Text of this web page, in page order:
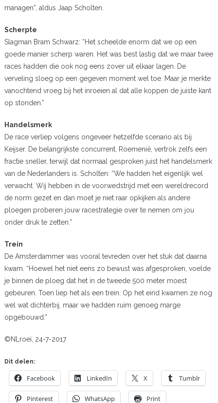
managen”, aldus Jaap Scholten.
Scherpte
Slagman Bram Schwarz: “Het scheelde enorm dat we op een
goede manier scherp waren. Het was best lastig dat we maar twee
races hadden die ook nog eens zover uit elkaar lagen. De
verveling sloeg op een gegeven moment wel toe. Maar je merkte
vanochtend vroeg bij het inroeien al dat alle koppen de juiste kant
op stonden.”
Handelsmerk
De race verliep volgens ongeveer hetzelfde scenario als bij
Keijser. De belangrijkste concurrent, Roemenië, vertrok zelfs een
fractie sneller, terwijl dat normaal gesproken juist het handelsmerk
van de Nederlanders is. Scholten: “We hadden het eigenlijk wel
verwacht. Wij hebben in de voorwedstrijd met een wereldrecord
de norm gezet en dan moet je niet raar opkijken als andere
ploegen proberen jouw racestrategie over te nemen om jou
onder druk te zetten.”
Trein
De Amsterdammer was vooral tevreden over het stuk dat daarna
kwam. “Hoewel het niet eens zo bewust was afgesproken, voelde
je binnen de ploeg dat het in de tweede 500 meter moest
gebeuren. Toen liep het als een trein. Op het eind kwamen ze nog
wel wat dichterbij, maar we hadden ruim genoeg marge
opgebouwd.”
©NLroei, 24-7-2017
Dit delen:
Facebook LinkedIn X Tumblr
Pinterest WhatsApp Print